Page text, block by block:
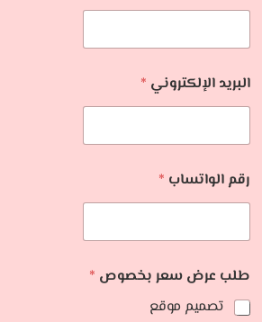
البريد الإلكتروني *
رقم الواتساب *
طلب عرض سعر بخصوص *
تصميم موقع